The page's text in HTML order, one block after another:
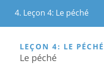
4. Leçon 4: Le péché
LEÇON 4: LE PÉCHÉ
Le péché